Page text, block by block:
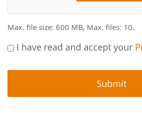
Max. file size: 600 MB, Max. files: 10.
I have read and accept your
CAPTCHA